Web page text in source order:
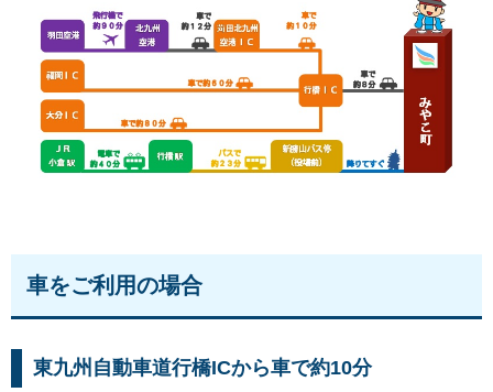
車をご利用の場合
東九州自動車道行橋ICから車で約10分